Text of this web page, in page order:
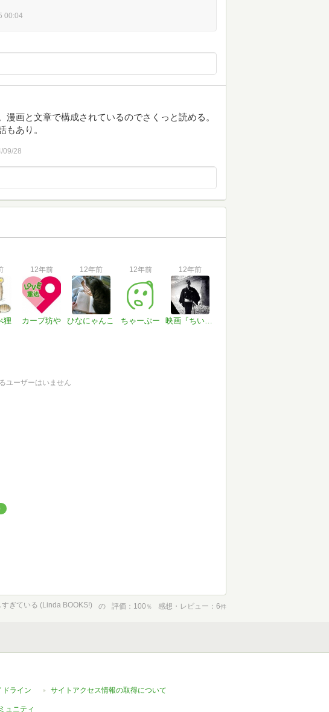
00:04
画と文章で構成されているのでさくっと読める。
もあり。
09/28
狸
12年前
カープ坊や
12年前
ひなにゃんこ
12年前
ちゃーぶー
12年前
映画『ちいかわ』大ヒット中の寺
ユーザーはいません
ぎている (Linda BOOKS!) の 評価 100 ％ 感想・レビュー 6件
ライン サイトアクセス情報の取得について
ュニティ